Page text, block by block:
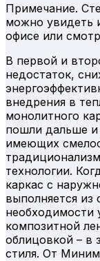
Примечание.
можно увидеть
офисе или
В первой и
недостаток,
внедрения в
монолитного
пошли дальше и
имеющих
технологии.
каркас с
выполняется из
необходимости
композитной
облицовкой – в
стиля. От